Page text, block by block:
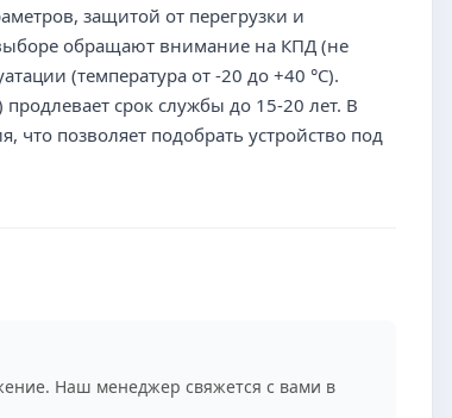
защитой от перегрузки и
обращают внимание на КПД (не
(температура от -20 до +40 °C).
срок службы до 15-20 лет. В
позволяет подобрать устройство под
Наш менеджер свяжется с вами в